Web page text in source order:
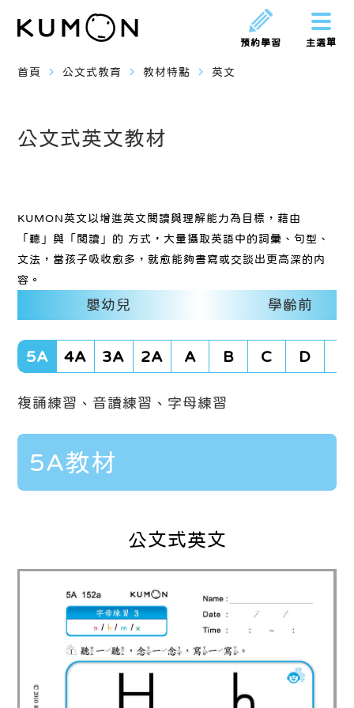
主選單
預約學習
首頁 navigate_next 公文式教育 navigate_next 教材特點 navigate_next 英文
公文式英文教材
KUMON英文以增進英文閱讀與理解能力為目標，藉由
「聽」與「閱讀」的 方式，大量攝取英語中的詞彙、句型、
文法，當孩子吸收愈多，就愈能夠書寫或交談出更高深的内
容。
嬰幼兒 學齡前
5A 4A 3A 2A A B C D
複誦練習、音讀練習、字母練習
5A教材
公文式英文